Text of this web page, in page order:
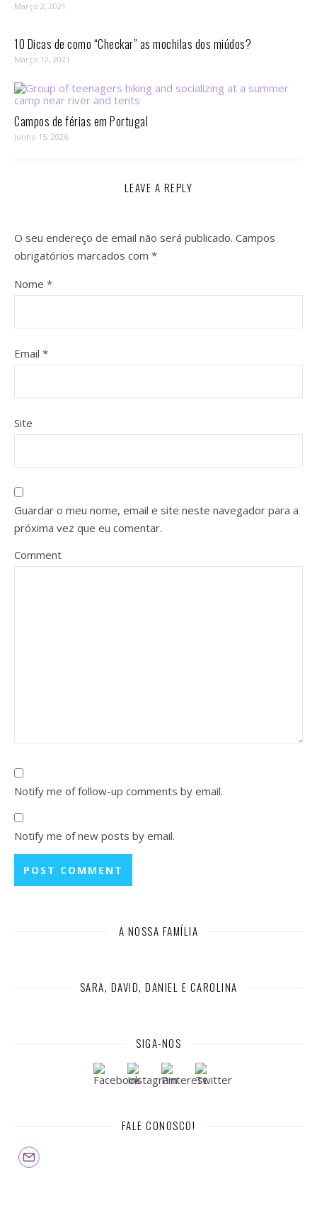
Março 2, 2021
10 Dicas de como “Checkar” as mochilas dos miúdos?
Março 12, 2021
Campos de férias em Portugal
Junho 15, 2026
LEAVE A REPLY
O seu endereço de email não será publicado. Campos
obrigatórios marcados com *
Nome *
Email *
Site
Guardar o meu nome, email e site neste navegador para a
próxima vez que eu comentar.
Comment
Notify me of follow-up comments by email.
Notify me of new posts by email.
A NOSSA FAMÍLIA
SARA, DAVID, DANIEL E CAROLINA
SIGA-NOS
FALE CONOSCO!